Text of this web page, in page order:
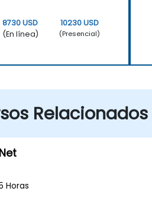
8730 USD
(En línea)
10230 USD
(Presencial)
Relacionados
Horas